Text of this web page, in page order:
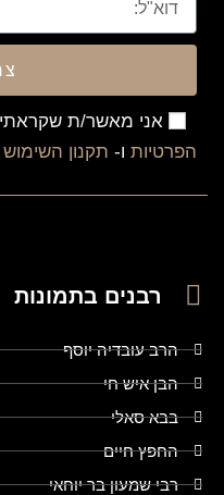
אני מאשר/ת
הפרטיות ו- תקנון השימוש
רבנים בתמונות
הרב עובדיה יוסף
הבן איש חי
בבא סאלי
החפץ חיים
רבי שמעון בר יוחאי